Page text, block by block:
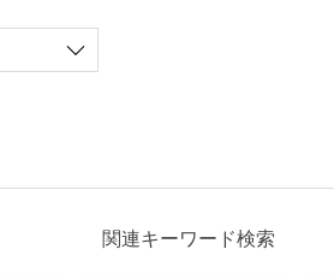
関連キーワード検索